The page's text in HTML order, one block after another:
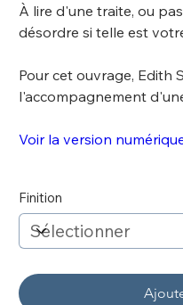
À lire d'une traite, ou
désordre si telle est
Pour cet ouvrage, Edith
l'accompagnement
Voir la version
Finition